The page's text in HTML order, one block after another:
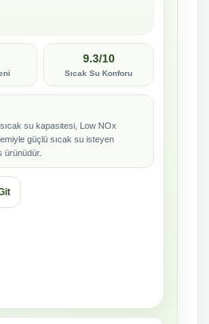
9.3/10
Sıcak Su Konforu
su kapasitesi, Low NOx
güçlü sıcak su isteyen
ürünüdür.